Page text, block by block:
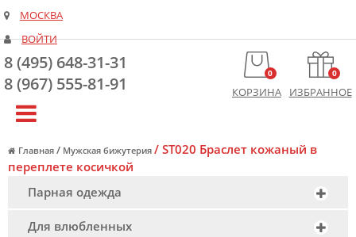
МОСКВА
ВОЙТИ
8 (495) 648-31-31
8 (967) 555-81-91
0
КОРЗИНА
0
ИЗБРАННОЕ
Главная / Мужская бижутерия /ST020 Браслет кожаный в
переплете косичкой
Парная одежда
Для влюбленных